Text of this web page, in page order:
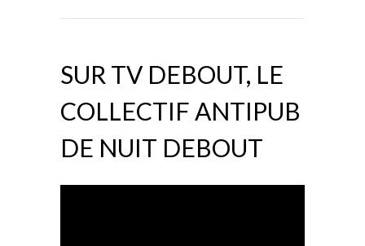
SUR TV DEBOUT, LE
COLLECTIF ANTIPUB
DE NUIT DEBOUT